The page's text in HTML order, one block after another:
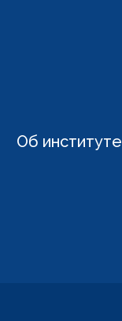
Об институте